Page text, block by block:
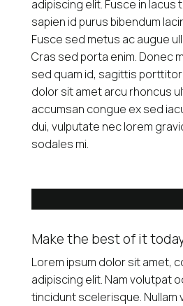
adipiscing elit. Fusce in lacus
sapien id purus bibendum
Fusce sed metus ac augue
Cras sed porta enim. Donec
sed quam id, sagittis
dolor sit amet arcu rhoncus
accumsan congue ex sed
dui, vulputate nec lorem
sodales mi.
Make the best of it
Lorem ipsum dolor sit amet,
adipiscing elit. Nam volutpat
tincidunt scelerisque. Nullam